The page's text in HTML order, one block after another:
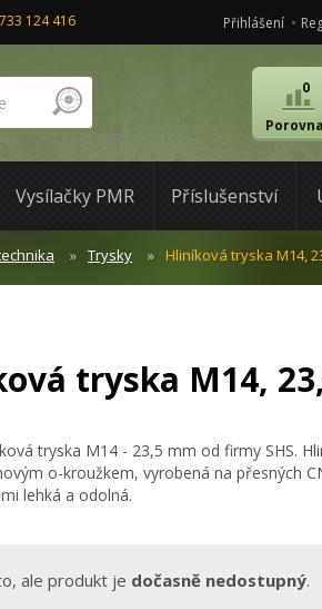
733 124 416 Přihlášení
0
Vysílačky PMR Příslušenství
Trysky Hliníková tryska M14,
tryska M14,
tryska M14 - 23,5 mm od firmy SHS.
o-kroužkem, vyrobená na přesných
lehká a odolná.
ale produkt je dočasně nedostupný.